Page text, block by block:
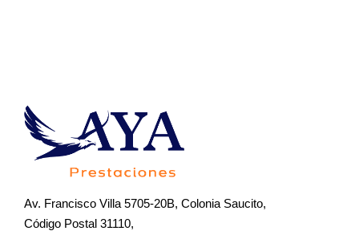
Av. Francisco Villa 5705-20B, Colonia Saucito,
Código Postal 31110,